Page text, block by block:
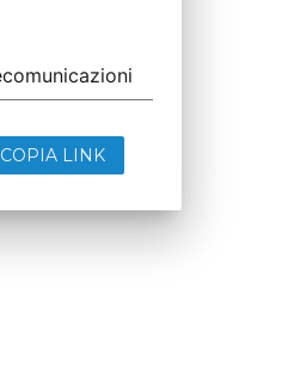
COPIA LINK